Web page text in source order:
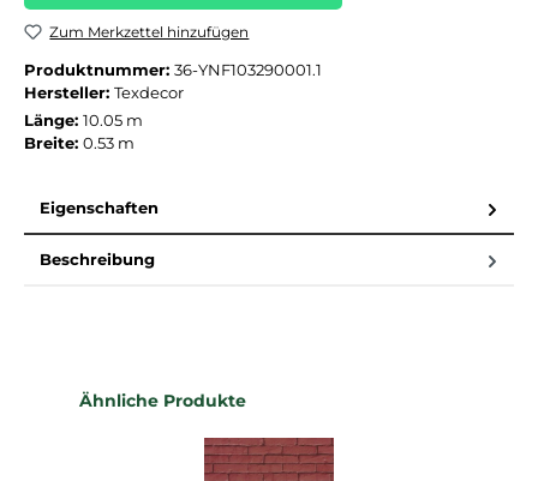
Zum Merkzettel hinzufügen
Produktnummer: 36-YNF103290001.1
Hersteller: Texdecor
Länge: 10.05 m
Breite: 0.53 m
Eigenschaften
Beschreibung
Produktgalerie überspringen
Ähnliche Produkte